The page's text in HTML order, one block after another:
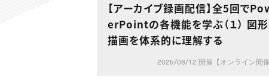
【アーカイブ録画配信】全5回で
erPointの各機能を学ぶ（１） 図形
描画を体系的に理解する
2025/08/12 開催【オンライン開催